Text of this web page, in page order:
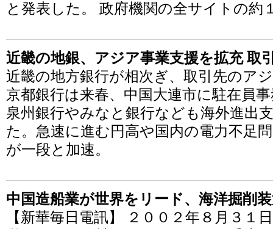
と発表した。 政府機関の全サイトの約
近畿の地銀、アジア事業支援を拡充 取
近畿の地方銀行が相次ぎ、取引先のア
京都銀行は来春、中国大連市に駐在員
泉州銀行やみなと銀行なども海外進出
た。急速に進む円高や国内の電力不足
が一段と加速。
中国造船業が世界をリード、海洋掘削
【新華毎日電訊】 ２００２年８月３１